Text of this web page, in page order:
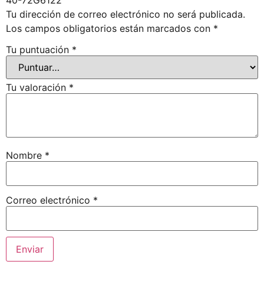
Tu dirección de correo electrónico no será publicada.
Los campos obligatorios están marcados con *
Tu puntuación *
Tu valoración *
Nombre *
Correo electrónico *